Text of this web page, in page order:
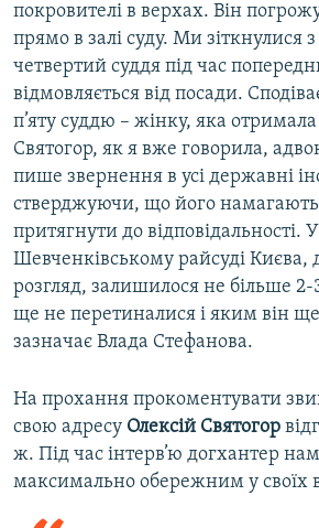
покровителі в верхах. Він
прямо в залі суду. Ми зіткнулися
четвертий суддя під час
відмовляється від посади.
п’яту суддю – жінку, яка
Святогор, як я вже говорила,
пише звернення в усі державні
стверджуючи, що його
притягнути до відповідальності. У
Шевченківському райсуді Києва,
розгляд, залишилося не більше 2-
ще не перетиналися і яким він
зазначає Влада Стефанова.
На прохання прокоментувати
свою адресу Олексій Святогор
ж. Під час інтерв’ю догхантер
максимально обережним у своїх